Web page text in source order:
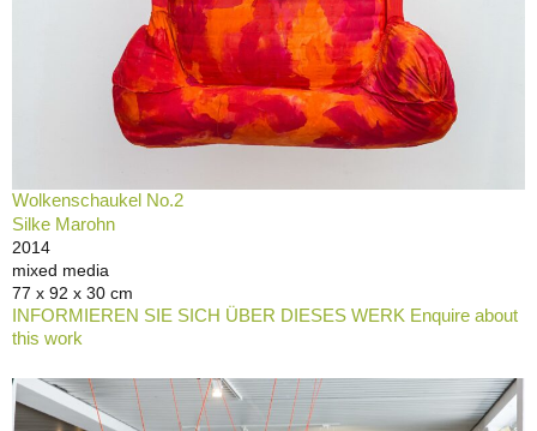
Wolkenschaukel No.2
Silke Marohn
2014
mixed media
77 x 92 x 30 cm
INFORMIEREN SIE SICH ÜBER DIESES WERK Enquire about
this work